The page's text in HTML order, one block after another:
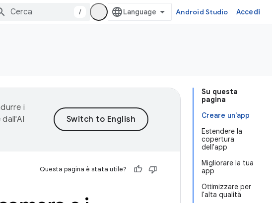
/ Android Studio Accedi
Su questa
pagina
Creare un'app
Estendere la
copertura
dell'app
Migliorare la tua
app
Ottimizzare per
l'alta qualità
i
Questa pagina è stata utile?